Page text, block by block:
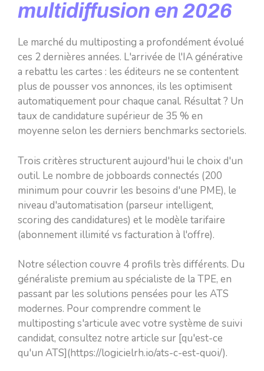
multidiffusion en 2026
Le marché du multiposting a profondément évolué
ces 2 dernières années. L'arrivée de l'IA générative
a rebattu les cartes : les éditeurs ne se contentent
plus de pousser vos annonces, ils les optimisent
automatiquement pour chaque canal. Résultat ? Un
taux de candidature supérieur de 35 % en
moyenne selon les derniers benchmarks sectoriels.
Trois critères structurent aujourd'hui le choix d'un
outil. Le nombre de jobboards connectés (200
minimum pour couvrir les besoins d'une PME), le
niveau d'automatisation (parseur intelligent,
scoring des candidatures) et le modèle tarifaire
(abonnement illimité vs facturation à l'offre).
Notre sélection couvre 4 profils très différents. Du
généraliste premium au spécialiste de la TPE, en
passant par les solutions pensées pour les ATS
modernes. Pour comprendre comment le
multiposting s'articule avec votre système de suivi
candidat, consultez notre article sur [qu'est-ce
qu'un ATS](https://logicielrh.io/ats-c-est-quoi/).